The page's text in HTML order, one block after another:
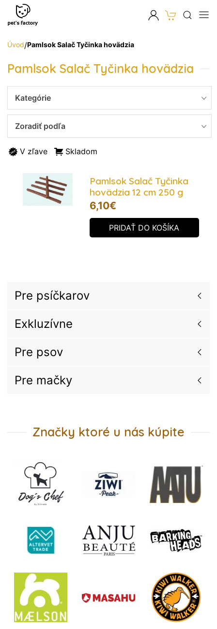
Úvod/Pamlsok Salač Tyčinka hovädzia
Pamlsok Salač Tyčinka hovädzia
Kategórie
Zoradiť podľa
V zľave Skladom
Pamlsok Salač Tyčinka
hovädzia 12 cm 250 g
6,10€
PRIDAŤ DO KOŠÍKA
Pre psíčkarov
Exkluzívne
Pre psov
Pre mačky
Značky ktoré u nás kúpite